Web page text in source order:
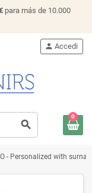
para más de 10.000
search
person Accedi
0
- Personalized with